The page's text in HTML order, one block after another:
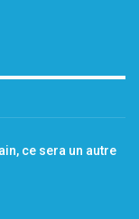
ce sera un autre